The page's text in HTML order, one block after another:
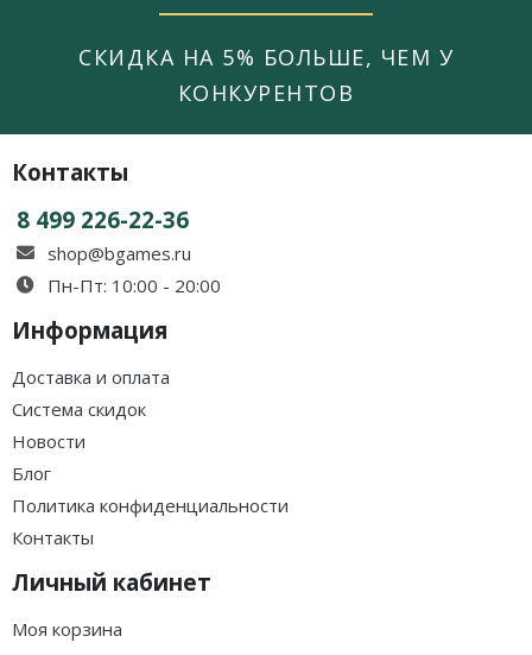
СКИДКА НА 5% БОЛЬШЕ, ЧЕМ У
КОНКУРЕНТОВ
Контакты
8 499 226-22-36
shop@bgames.ru
Пн-Пт: 10:00 - 20:00
Информация
Доставка и оплата
Система скидок
Новости
Блог
Политика конфиденциальности
Контакты
Личный кабинет
Моя корзина